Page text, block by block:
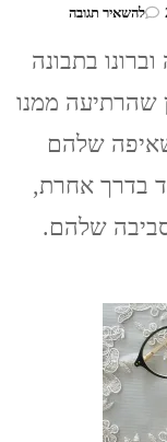
להשאיר תגובהבנושא
מורביה
פראטוליני:
תבונה
בתבונה
שהרתיעה ממנו
שלהם
בדרך אחרת,
שלהם.